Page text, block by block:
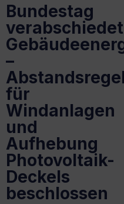
Bundestag
verabschiedet
–
für
Windanlagen
und
Aufhebung
Photovoltaik-
Deckels
beschlossen